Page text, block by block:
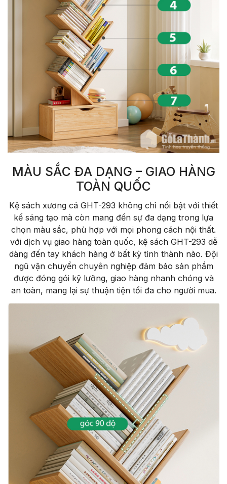
MÀU SẮC ĐA DẠNG – GIAO HÀNG
TOÀN QUỐC
Kệ sách xương cá GHT-293 không chỉ nổi bật với thiết
kế sáng tạo mà còn mang đến sự đa dạng trong lựa
chọn màu sắc, phù hợp với mọi phong cách nội thất.
với dịch vụ giao hàng toàn quốc, kệ sách GHT-293 dễ
dàng đến tay khách hàng ở bất kỳ tỉnh thành nào. Đội
ngũ vận chuyển chuyên nghiệp đảm bảo sản phẩm
được đóng gói kỹ lưỡng, giao hàng nhanh chóng và
an toàn, mang lại sự thuận tiện tối đa cho người mua.